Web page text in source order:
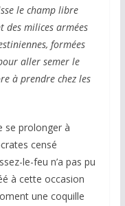
le champ libre
des milices armées
formées
aller semer le
à prendre chez les
se prolonger à
censé
le-feu n’a pas pu
à cette occasion
une coquille